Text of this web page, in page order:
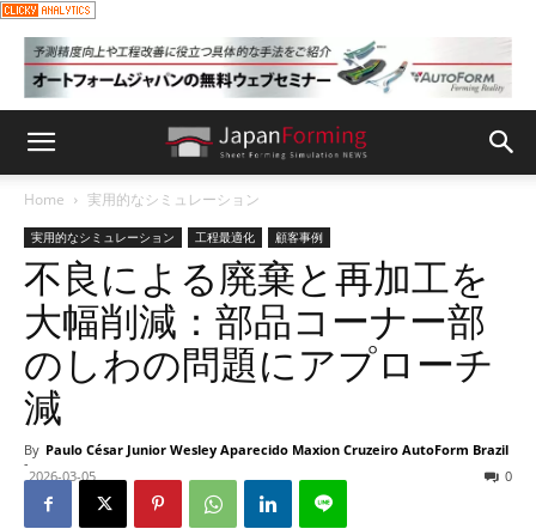
Home 実用的なシミュレーション
実用的なシミュレーション 工程最適化 顧客事例
不良による廃棄と再加工を
大幅削減：部品コーナー部
のしわの問題にアプローチ
減
By Paulo César Junior Wesley Aparecido Maxion Cruzeiro AutoForm Brazil
-
2026-03-05 0